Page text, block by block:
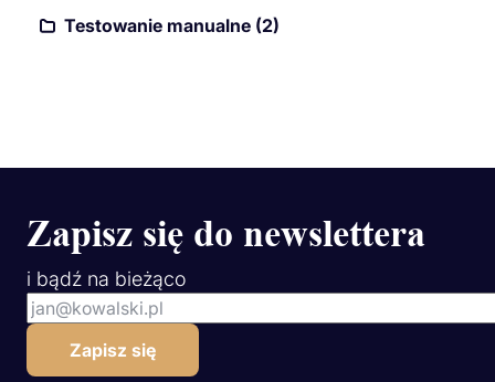
Testowanie manualne (2)
Zapisz się do newslettera
i bądź na bieżąco